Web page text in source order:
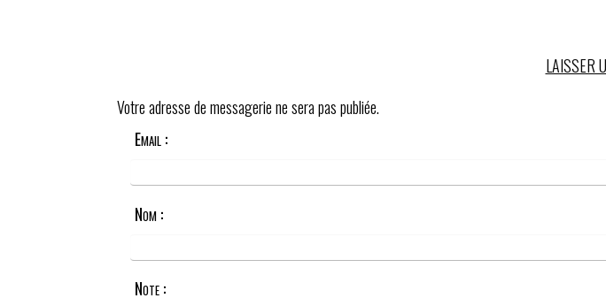
LAISSER
Votre adresse de messagerie ne sera pas publiée.
Email :
Nom :
Note :